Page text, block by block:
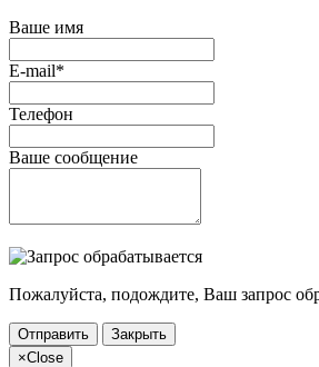
Ваше имя
E-mail*
Телефон
Ваше сообщение
Пожалуйста, подождите, Ваш запрос
Отправить
Закрыть
×Close